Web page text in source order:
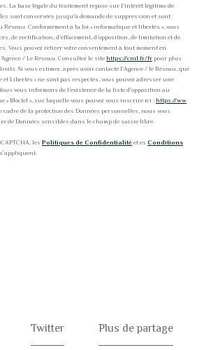
La base légale du traitement repose sur l'intérêt légitime de
sont conservées jusqu'à demande de suppression et sont
Réseau. Conformément à la loi « informatique et libertés », vous
de rectification, d’effacement, d’opposition, de limitation et de
Vous pouvez retirer votre consentement à tout moment en
/ Le Réseau. Consultez le site https://cnil.fr/fr pour plus
Si vous estimez, après avoir contacté l'Agence / le Réseau, que
Libertés » ne sont pas respectés, vous pouvez adresser une
vous informons de l’existence de la liste d'opposition au
« Bloctel », sur laquelle vous pouvez vous inscrire ici : https://ww
cadre de la protection des Données personnelles, nous vous
de Données sensibles dans le champ de saisie libre.
les Politiques de Confidentialité et es Conditions
s'appliquent.
Twitter Plus de partage